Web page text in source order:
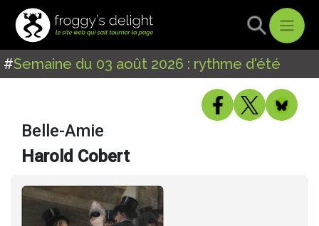
#Semaine du 03 août 2026 : rythme d'été
Belle-Amie
Harold Cobert